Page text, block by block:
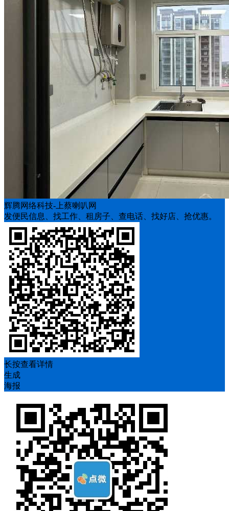
辉腾网络科技-上蔡喇叭网
发便民信息、找工作、租房子、查电话、找好店、抢优惠。
长按查看详情
生成
海报